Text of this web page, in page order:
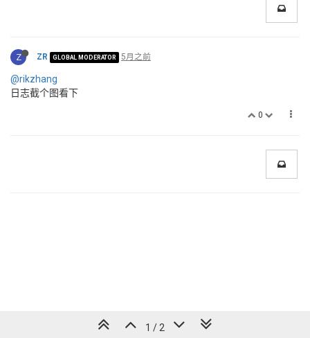
Z ZR GLOBAL MODERATOR 5月之前
@rikzhang
日志截个图看下
0
1 / 2